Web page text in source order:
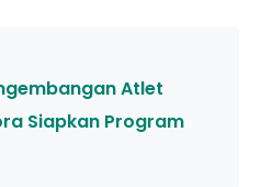
Atlet
Siapkan Program